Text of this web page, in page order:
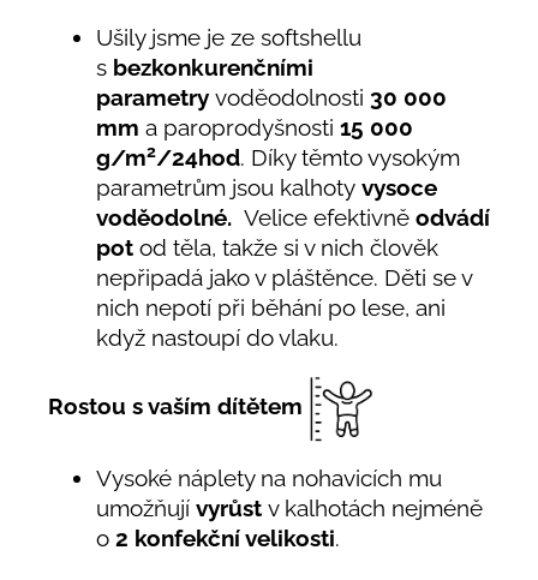
Ušily jsme je ze softshellu
s bezkonkurenčními
parametry voděodolnosti 30 000
mm a paroprodyšnosti 15 000
g/m2/24hod. Díky těmto vysokým
parametrům jsou kalhoty vysoce
voděodolné. Velice efektivně odvádí
pot od těla, takže si v nich člověk
nepřipadá jako v pláštěnce. Děti se v
nich nepotí při běhání po lese, ani
když nastoupí do vlaku.
Rostou s vaším dítětem
Vysoké náplety na nohavicích mu
umožňují vyrůst v kalhotách nejméně
o 2 konfekční velikosti.